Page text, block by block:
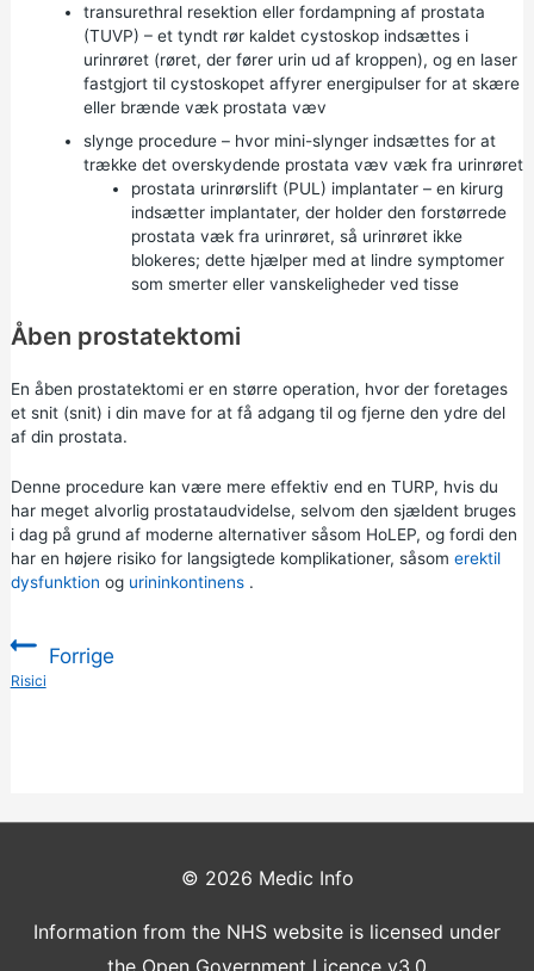
transurethral resektion eller fordampning af prostata
(TUVP) – et tyndt rør kaldet cystoskop indsættes i
urinrøret (røret, der fører urin ud af kroppen), og en laser
fastgjort til cystoskopet affyrer energipulser for at skære
eller brænde væk prostata væv
slynge procedure – hvor mini-slynger indsættes for at
trække det overskydende prostata væv væk fra urinrøret
prostata urinrørslift (PUL) implantater – en kirurg
indsætter implantater, der holder den forstørrede
prostata væk fra urinrøret, så urinrøret ikke
blokeres; dette hjælper med at lindre symptomer
som smerter eller vanskeligheder ved tisse
Åben prostatektomi
En åben prostatektomi er en større operation, hvor der foretages
et snit (snit) i din mave for at få adgang til og fjerne den ydre del
af din prostata.
Denne procedure kan være mere effektiv end en TURP, hvis du
har meget alvorlig prostataudvidelse, selvom den sjældent bruges
i dag på grund af moderne alternativer såsom HoLEP, og fordi den
har en højere risiko for langsigtede komplikationer, såsom erektil
dysfunktion og urininkontinens.
Forrige
:Risici
© 2026 Medic Info
Information from the NHS website is licensed under
the Open Government Licence v3.0